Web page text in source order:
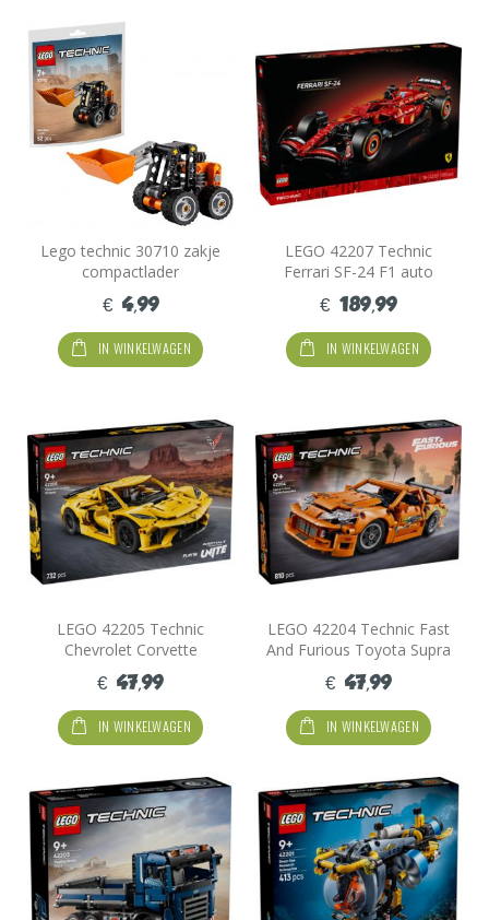
Lego technic 30710 zakje
compactlader
€ 4,99
IN WINKELWAGEN
LEGO 42207 Technic
Ferrari SF-24 F1 auto
€ 189,99
IN WINKELWAGEN
LEGO 42205 Technic
Chevrolet Corvette
Stingray
€ 47,99
IN WINKELWAGEN
LEGO 42204 Technic Fast
And Furious Toyota Supra
MK4
€ 47,99
IN WINKELWAGEN